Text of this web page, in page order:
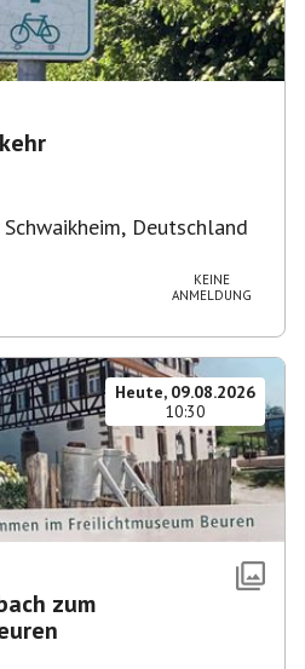
Deutschland
KEINE
ANMELDUNG
Heute, 09.08.2026
10:30
zum